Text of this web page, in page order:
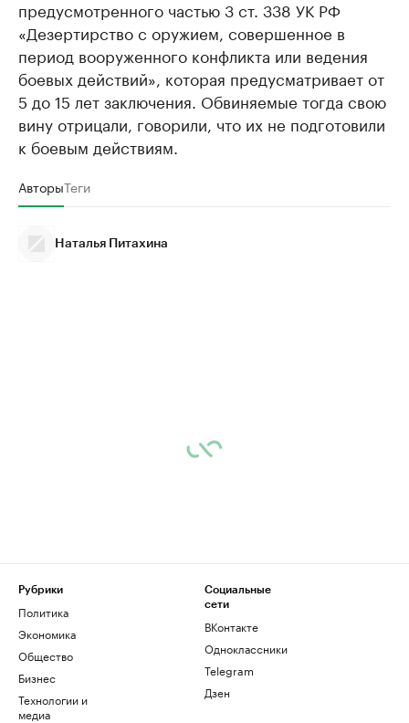
предусмотренного частью 3 ст. 338 УК РФ
«Дезертирство с оружием, совершенное в
период вооруженного конфликта или ведения
боевых действий», которая предусматривает от
5 до 15 лет заключения. Обвиняемые тогда свою
вину отрицали, говорили, что их не подготовили
к боевым действиям.
АвторыТеги
Наталья Питахина
Рубрики
Политика
Экономика
Общество
Бизнес
Технологии и
медиа
Социальные
сети
ВКонтакте
Одноклассники
Telegram
Дзен